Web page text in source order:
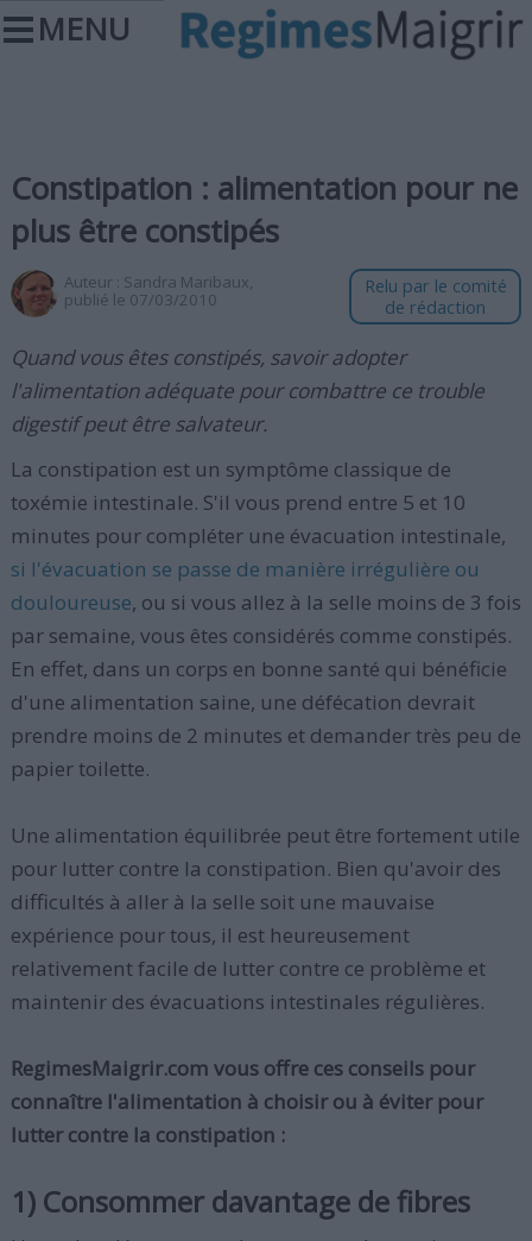
MENU
Constipation : alimentation pour ne
plus être constipés
Auteur : Sandra Maribaux,
publié le 07/03/2010
Relu par le comité
de rédaction
Quand vous êtes constipés, savoir adopter
l'alimentation adéquate pour combattre ce trouble
digestif peut être salvateur.
La constipation est un symptôme classique de
toxémie intestinale. S'il vous prend entre 5 et 10
minutes pour compléter une évacuation intestinale,
si l'évacuation se passe de manière irrégulière ou
douloureuse, ou si vous allez à la selle moins de 3 fois
par semaine, vous êtes considérés comme constipés.
En effet, dans un corps en bonne santé qui bénéficie
d'une alimentation saine, une défécation devrait
prendre moins de 2 minutes et demander très peu de
papier toilette.
Une alimentation équilibrée peut être fortement utile
pour lutter contre la constipation. Bien qu'avoir des
difficultés à aller à la selle soit une mauvaise
expérience pour tous, il est heureusement
relativement facile de lutter contre ce problème et
maintenir des évacuations intestinales régulières.
RegimesMaigrir.com vous offre ces conseils pour
connaître l'alimentation à choisir ou à éviter pour
lutter contre la constipation :
1) Consommer davantage de fibres